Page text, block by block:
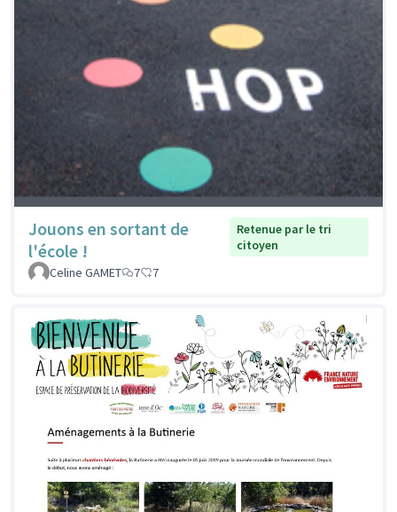
Jouons en sortant de
l'école !
Retenue par le tri
citoyen
Celine GAMET
7 7